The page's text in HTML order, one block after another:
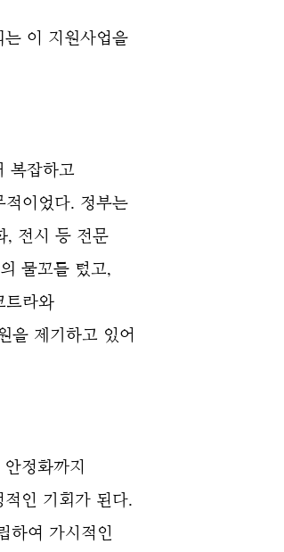
이 지원사업을
복잡하고
적이었다. 정부는
, 전시 등 전문
물꼬를 텄고,
트라와
을 제기하고 있어
정화까지
인 기회가 된다.
하여 가시적인